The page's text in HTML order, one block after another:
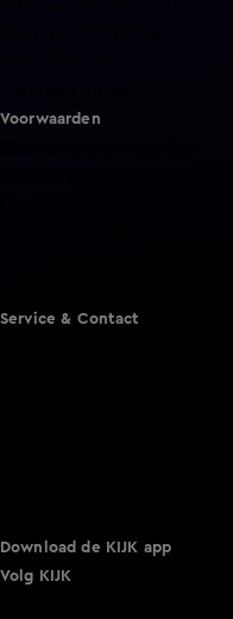
Voorwaarden
Service & Contact
Download de KIJK app
Volg KIJK